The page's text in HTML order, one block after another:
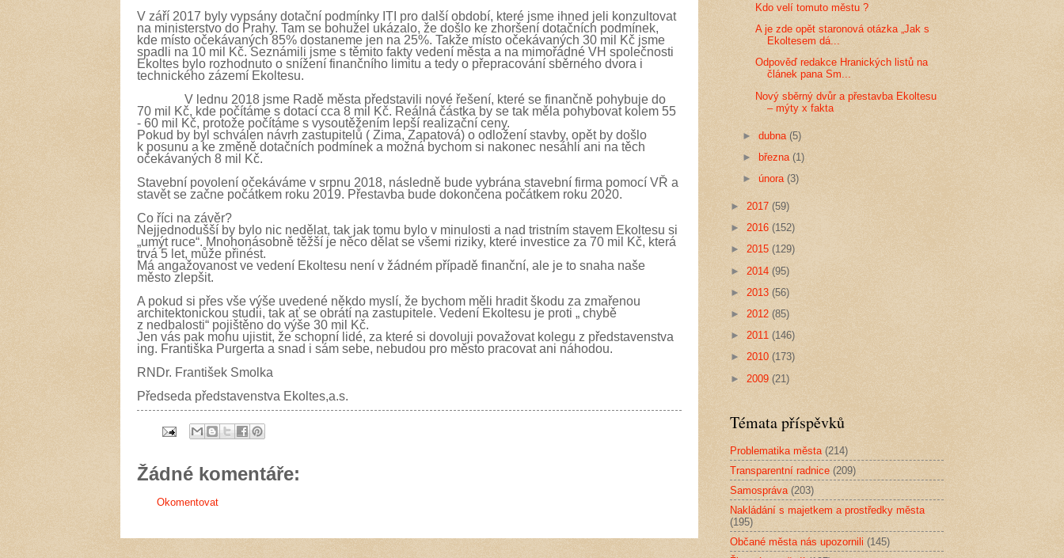
V září 2017 byly vypsány dotační podmínky ITI pro další období, které jsme ihned jeli konzultovat
na ministerstvo do Prahy. Tam se bohužel ukázalo, že došlo ke zhoršení dotačních podmínek,
kde místo očekávaných 85% dostaneme jen na 25%. Takže místo očekávaných 30 mil Kč jsme
spadli na 10 mil Kč. Seznámili jsme s těmito fakty vedení města a na mimořádné VH společnosti
Ekoltes bylo rozhodnuto o snížení finančního limitu a tedy o přepracování sběrného dvora i
technického zázemí Ekoltesu.
V lednu 2018 jsme Radě města představili nové řešení, které se finančně pohybuje do
70 mil Kč, kde počítáme s dotací cca 8 mil Kč. Reálná částka by se tak měla pohybovat kolem 55
- 60 mil Kč, protože počítáme s vysoutěžením lepší realizační ceny.
Pokud by byl schválen návrh zastupitelů ( Zima, Zapatová) o odložení stavby, opět by došlo
k posunu a ke změně dotačních podmínek a možná bychom si nakonec nesáhli ani na těch
očekávaných 8 mil Kč.
Stavební povolení očekáváme v srpnu 2018, následně bude vybrána stavební firma pomocí VŘ a
stavět se začne počátkem roku 2019. Přestavba bude dokončena počátkem roku 2020.
Co říci na závěr?
Nejjednodušší by bylo nic nedělat, tak jak tomu bylo v minulosti a nad tristním stavem Ekoltesu si
„umýt ruce“. Mnohonásobně těžší je něco dělat se všemi riziky, které investice za 70 mil Kč, která
trvá 5 let, může přinést.
Má angažovanost ve vedení Ekoltesu není v žádném případě finanční, ale je to snaha naše
město zlepšit.
A pokud si přes vše výše uvedené někdo myslí, že bychom měli hradit škodu za zmařenou
architektonickou studii, tak ať se obrátí na zastupitele. Vedení Ekoltesu je proti „ chybě
z nedbalosti“ pojištěno do výše 30 mil Kč.
Jen vás pak mohu ujistit, že schopní lidé, za které si dovoluji považovat kolegu z představenstva
ing. Františka Purgerta a snad i sám sebe, nebudou pro město pracovat ani náhodou.
RNDr. František Smolka
Předseda představenstva Ekoltes,a.s.
Žádné komentáře:
Okomentovat
Kdo velí tomuto městu ?
A je zde opět staronová otázka „Jak s
Ekoltesem dá...
Odpověď redakce Hranických listů na
článek pana Sm...
Nový sběrný dvůr a přestavba Ekoltesu
– mýty x fakta
►dubna(5)
►března(1)
►února(3)
► 2017 (59)
► 2016 (152)
► 2015 (129)
► 2014 (95)
► 2013 (56)
► 2012 (85)
► 2011 (146)
► 2010 (173)
► 2009 (21)
Témata příspěvků
Problematika města (214)
Transparentní radnice (209)
Samospráva (203)
Nakládání s majetkem a prostředky města
(195)
Občané města nás upozornili (145)